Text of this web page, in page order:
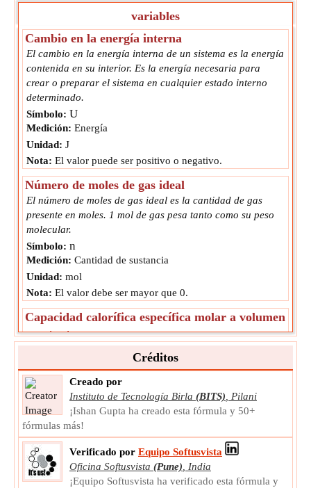
variables
Cambio en la energía interna
El cambio en la energía interna de un sistema es la energía
contenida en su interior. Es la energía necesaria para
crear o preparar el sistema en cualquier estado interno
determinado.
Símbolo: U
Medición: Energía
Unidad: J
Nota: El valor puede ser positivo o negativo.
Número de moles de gas ideal
El número de moles de gas ideal es la cantidad de gas
presente en moles. 1 mol de gas pesa tanto como su peso
molecular.
Símbolo: n
Medición: Cantidad de sustancia
Unidad: mol
Nota: El valor debe ser mayor que 0.
Capacidad calorífica específica molar a volumen
constante
La capacidad calorífica específica molar a volumen
constante (de un gas) es la cantidad de calor necesaria
para elevar la temperatura de 1 mol del gas en 1 °C a
volumen constante.
Símbolo:
Cv
Medición:Capacidad calorífica específica molar a
volumen constante
Unidad:
Nota: El valor debe ser mayor que 0.
Créditos
Creado por
Instituto de Tecnología Birla (BITS), Pilani
¡Ishan Gupta ha creado esta fórmula y 50+
fórmulas más!
Verificado por Equipo Softusvista
Oficina Softusvista (Pune), India
¡Equipo Softusvista ha verificado esta fórmula y